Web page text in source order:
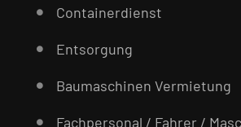
Containerdienst
Entsorgung
Baumaschinen Vermietung
Fachpersonal / Fahrer /